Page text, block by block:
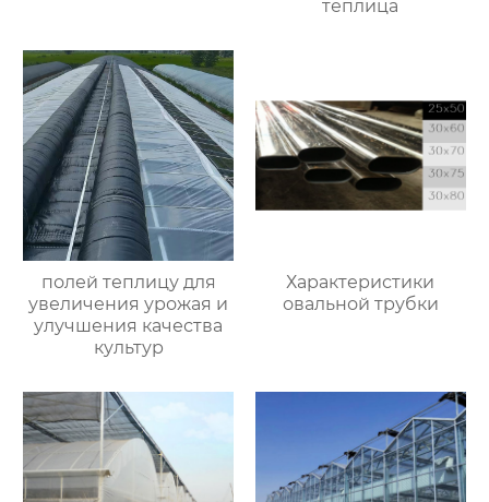
теплица
полей теплицу для
увеличения урожая и
улучшения качества
культур
Характеристики
овальной трубки